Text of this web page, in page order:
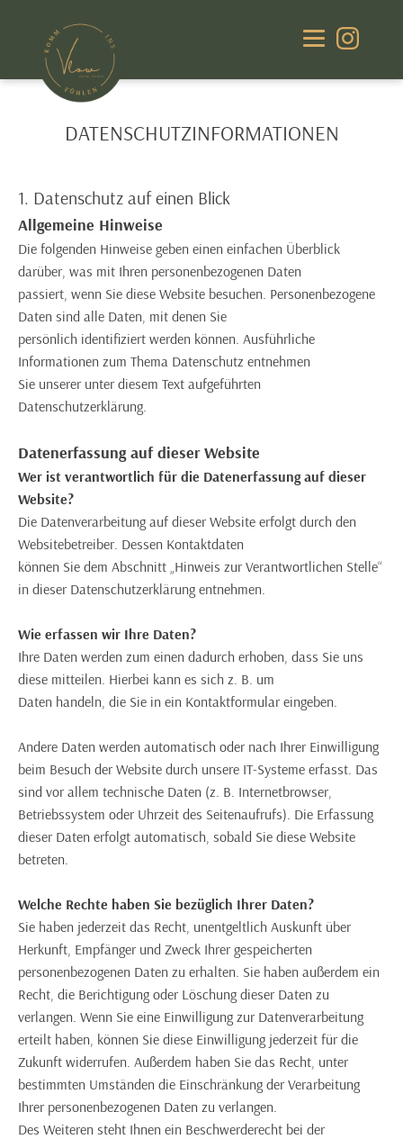
DATENSCHUTZINFORMATIONEN
1. Datenschutz auf einen Blick
Allgemeine Hinweise
Die folgenden Hinweise geben einen einfachen Überblick
darüber, was mit Ihren personenbezogenen Daten
passiert, wenn Sie diese Website besuchen. Personenbezogene
Daten sind alle Daten, mit denen Sie
persönlich identifiziert werden können. Ausführliche
Informationen zum Thema Datenschutz entnehmen
Sie unserer unter diesem Text aufgeführten
Datenschutzerklärung.
Datenerfassung auf dieser Website
Wer ist verantwortlich für die Datenerfassung auf dieser
Website?
Die Datenverarbeitung auf dieser Website erfolgt durch den
Websitebetreiber. Dessen Kontaktdaten
können Sie dem Abschnitt „Hinweis zur Verantwortlichen Stelle“
in dieser Datenschutzerklärung entnehmen.
Wie erfassen wir Ihre Daten?
Ihre Daten werden zum einen dadurch erhoben, dass Sie uns
diese mitteilen. Hierbei kann es sich z. B. um
Daten handeln, die Sie in ein Kontaktformular eingeben.
Andere Daten werden automatisch oder nach Ihrer Einwilligung
beim Besuch der Website durch unsere IT-Systeme erfasst. Das
sind vor allem technische Daten (z. B. Internetbrowser,
Betriebssystem oder Uhrzeit des Seitenaufrufs). Die Erfassung
dieser Daten erfolgt automatisch, sobald Sie diese Website
betreten.
Welche Rechte haben Sie bezüglich Ihrer Daten?
Sie haben jederzeit das Recht, unentgeltlich Auskunft über
Herkunft, Empfänger und Zweck Ihrer gespeicherten
personenbezogenen Daten zu erhalten. Sie haben außerdem ein
Recht, die Berichtigung oder Löschung dieser Daten zu
verlangen. Wenn Sie eine Einwilligung zur Datenverarbeitung
erteilt haben, können Sie diese Einwilligung jederzeit für die
Zukunft widerrufen. Außerdem haben Sie das Recht, unter
bestimmten Umständen die Einschränkung der Verarbeitung
Ihrer personenbezogenen Daten zu verlangen.
Des Weiteren steht Ihnen ein Beschwerderecht bei der